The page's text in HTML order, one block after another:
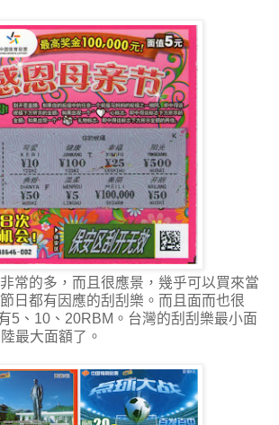
常的多，而且很應景，幾乎可以買來當
日都有因應的刮刮樂。而且面而也很
5、10、20RBM。台灣的刮刮樂最小面
最大面額了。